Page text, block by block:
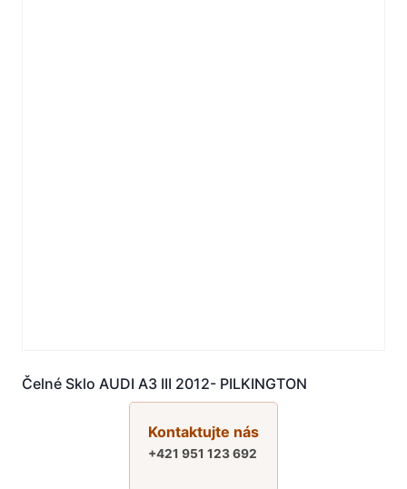
Čelné Sklo AUDI A3 III 2012- PILKINGTON
Kontaktujte nás
+421 951 123 692